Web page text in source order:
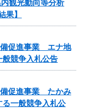
観光動向等分析
果】
備促進事業 エナ地
競争入札公告
備促進事業 たかみ
一般競争入札公